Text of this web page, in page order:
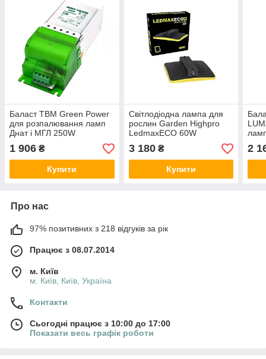
Баласт TBM Green Power
для розпалювання ламп
Днат і МГЛ 250W
1 906 ₴
Купити
Світлодіодна лампа для
рослин Garden Highpro
LedmaxECO 60W
3 180₴
Купити
2
Про нас
97% позитивних з 218 відгуків за рік
Працює з 08.07.2014
м. Київ
м. Київ, Київ, Україна
Контакти
Сьогодні працює з 10:00 до 17:00
Показати весь графік роботи